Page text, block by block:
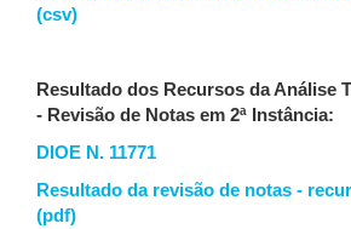
(csv)
Resultado dos Recursos da Análise
- Revisão de Notas em 2ª Instância:
DIOE N. 11771
Resultado da revisão de notas -
(pdf)